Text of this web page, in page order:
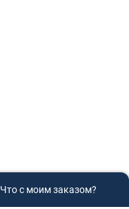
Что с моим заказом?